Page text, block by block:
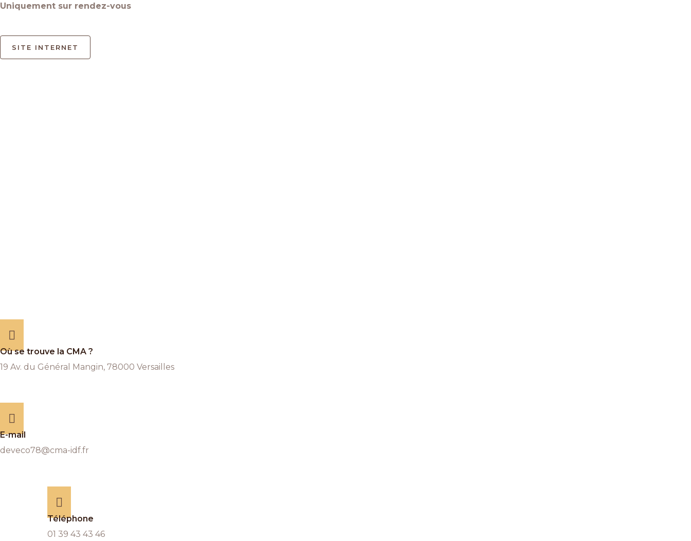
Uniquement sur rendez-vous
SITE INTERNET
Où se trouve la CMA ?
19 Av. du Général Mangin, 78000 Versailles
E-mail
deveco78@cma-idf.fr
Téléphone
01 39 43 43 46